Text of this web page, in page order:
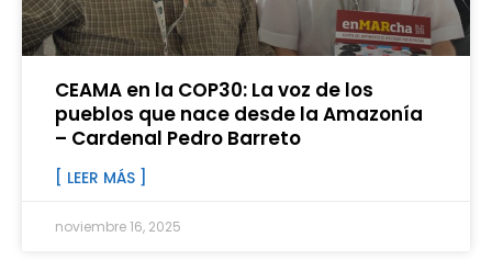
CEAMA en la COP30: La voz de los
pueblos que nace desde la Amazonía
– Cardenal Pedro Barreto
[ LEER MÁS ]
noviembre 16, 2025